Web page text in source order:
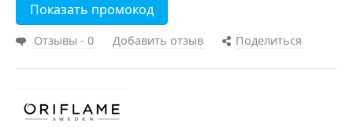
Показать промокод
Отзывы - 0 Добавить отзыв Поделиться